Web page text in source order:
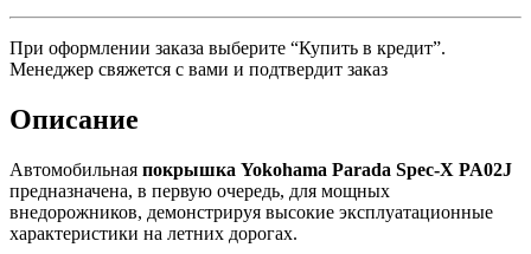
При оформлении заказа выберите “Купить в кредит”.
Менеджер свяжется с вами и подтвердит заказ
Описание
Автомобильная покрышка Yokohama Parada Spec-X PA02J
предназначена, в первую очередь, для мощных
внедорожников, демонстрируя высокие эксплуатационные
характеристики на летних дорогах.